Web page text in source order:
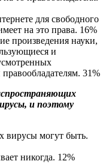
для свободного
на это права. 16%
произведения науки,
и
31%
и поэтому
вирусы могут быть.
никогда. 12%